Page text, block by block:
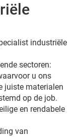
industriële
sectoren:
u ons
juiste materialen
op de job.
en rendabele
van